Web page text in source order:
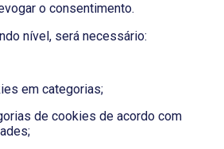
o consentimento.
nível, será necessário:
em categorias;
de cookies de acordo com